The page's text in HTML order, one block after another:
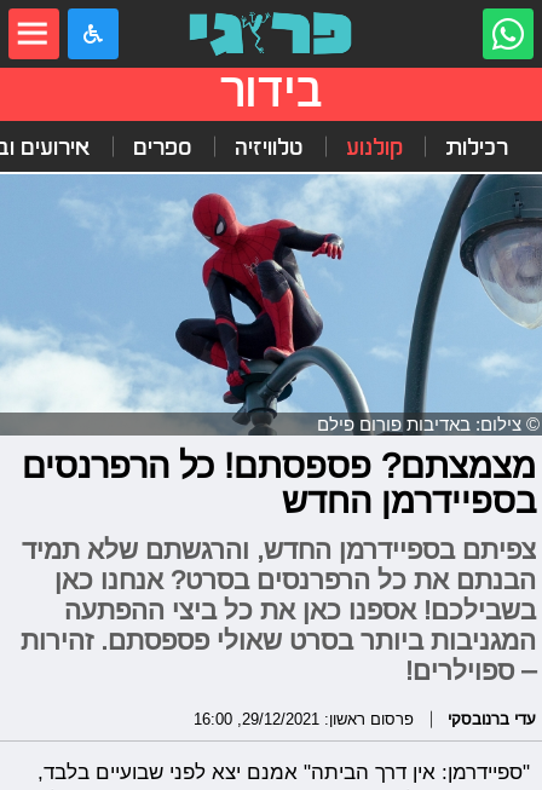
בידור
רכילות קולנוע טלוויזיה ספרים אירועים
© צילום: באדיבות פורום פילם
מצמצתם? פספסתם! כל הרפרנסים
בספיידרמן החדש
צפיתם בספיידרמן החדש, והרגשתם שלא תמיד
הבנתם את כל הרפרנסים בסרט? אנחנו כאן
בשבילכם! אספנו כאן את כל ביצי ההפתעה
המגניבות ביותר בסרט שאולי פספסתם. זהירות
– ספוילרים!
עדי ברנובסקי פרסום ראשון: 29/12/2021, 16:00
"ספיידרמן: אין דרך הביתה" אמנם יצא לפני שבועיים בלבד,